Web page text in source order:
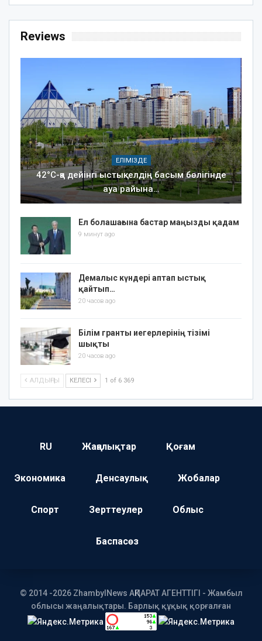
Reviews
ЕЛІМІЗДЕ
42°C-қа дейінгі ыстық: елдің басым бөлігінде
ауа райына…
Ел болашағына бастар маңызды қадам
9 минут ago
Демалыс күндері аптап ыстық
қайтып…
20 часов ago
Білім гранты иегерлерінің тізімі
шықты
20 часов ago
АЛДЫҢҒЫ КЕЛЕСІ 1 of 6 369
RU Жаңалықтар Қоғам
Экономика Денсаулық Жобалар
Спорт Зерттеулер Облыс
Баспасөз
© 2014 -2026 ZhambylNews АҚПАРАТ АГЕНТТІГІ - Жамбыл
облысы жаңалықтары. Барлық құқық қорғалған